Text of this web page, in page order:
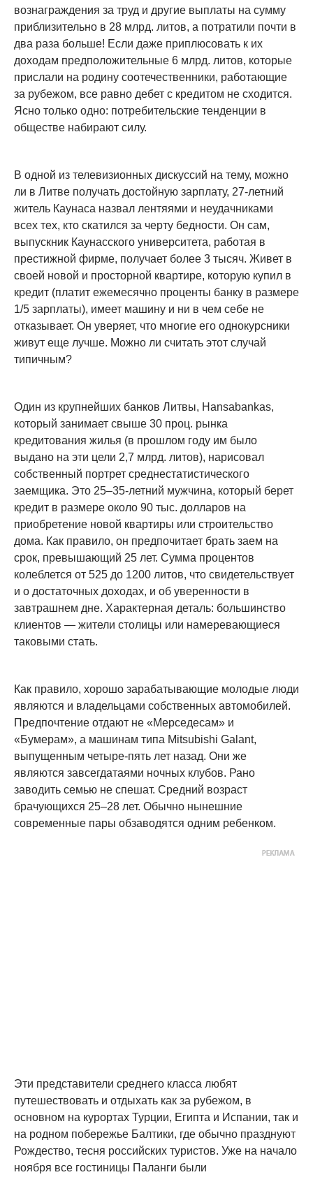
вознаграждения за труд и другие выплаты на сумму
приблизительно в 28 млрд. литов, а потратили почти в
два раза больше! Если даже приплюсовать к их
доходам предположительные 6 млрд. литов, которые
прислали на родину соотечественники, работающие
за рубежом, все равно дебет с кредитом не сходится.
Ясно только одно: потребительские тенденции в
обществе набирают силу.
В одной из телевизионных дискуссий на тему, можно
ли в Литве получать достойную зарплату, 27-летний
житель Каунаса назвал лентяями и неудачниками
всех тех, кто скатился за черту бедности. Он сам,
выпускник Каунасского университета, работая в
престижной фирме, получает более 3 тысяч. Живет в
своей новой и просторной квартире, которую купил в
кредит (платит ежемесячно проценты банку в размере
1/5 зарплаты), имеет машину и ни в чем себе не
отказывает. Он уверяет, что многие его однокурсники
живут еще лучше. Можно ли считать этот случай
типичным?
Один из крупнейших банков Литвы, Hansabankas,
который занимает свыше 30 проц. рынка
кредитования жилья (в прошлом году им было
выдано на эти цели 2,7 млрд. литов), нарисовал
собственный портрет среднестатистического
заемщика. Это 25–35-летний мужчина, который берет
кредит в размере около 90 тыс. долларов на
приобретение новой квартиры или строительство
дома. Как правило, он предпочитает брать заем на
срок, превышающий 25 лет. Сумма процентов
колеблется от 525 до 1200 литов, что свидетельствует
и о достаточных доходах, и об уверенности в
завтрашнем дне. Характерная деталь: большинство
клиентов — жители столицы или намеревающиеся
таковыми стать.
Как правило, хорошо зарабатывающие молодые люди
являются и владельцами собственных автомобилей.
Предпочтение отдают не «Мерседесам» и
«Бумерам», а машинам типа Mitsubishi Galant,
выпущенным четыре-пять лет назад. Они же
являются завсегдатаями ночных клубов. Рано
заводить семью не спешат. Средний возраст
брачующихся 25–28 лет. Обычно нынешние
современные пары обзаводятся одним ребенком.
Эти представители среднего класса любят
путешествовать и отдыхать как за рубежом, в
основном на курортах Турции, Египта и Испании, так и
на родном побережье Балтики, где обычно празднуют
Рождество, тесня российских туристов. Уже на начало
ноября все гостиницы Паланги были